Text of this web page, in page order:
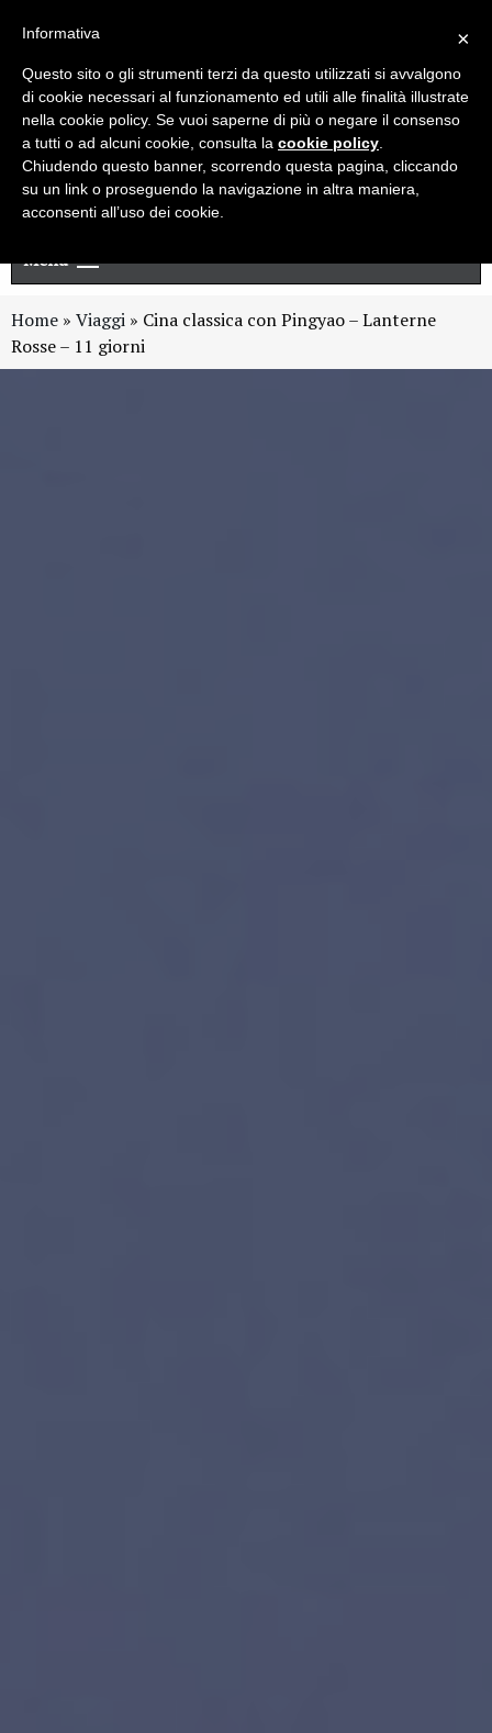
Newsletter
Menu
Home » Viaggi » Cina classica con Pingyao – Lanterne
Rosse – 11 giorni
×
Informativa
Questo sito o gli strumenti terzi da questo utilizzati si avvalgono
di cookie necessari al funzionamento ed utili alle finalità illustrate
nella cookie policy. Se vuoi saperne di più o negare il consenso
a tutti o ad alcuni cookie, consulta la cookie policy
Chiudendo questo banner, scorrendo questa pagina, cliccando
su un link o proseguendo la navigazione in altra maniera,
acconsenti all’uso dei cookie.